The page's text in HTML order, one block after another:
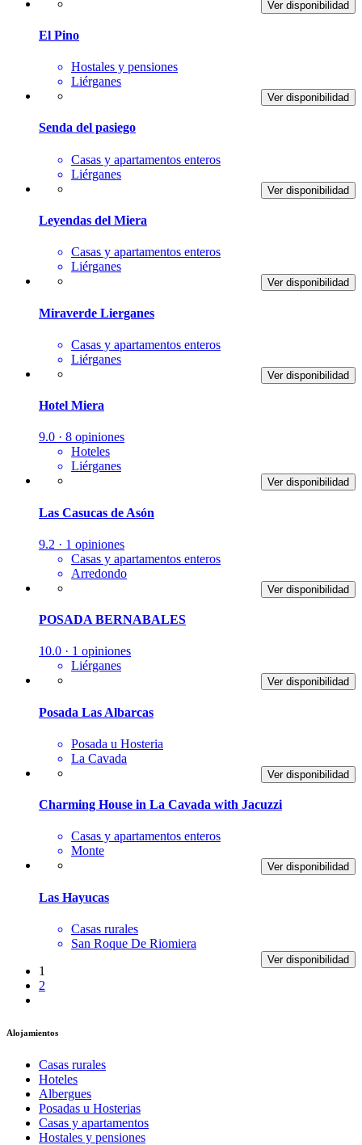
Ver disponibilidad
El Pino
Hostales y pensiones
Liérganes
Ver disponibilidad
Senda del pasiego
Casas y apartamentos enteros
Liérganes
Ver disponibilidad
Leyendas del Miera
Casas y apartamentos enteros
Liérganes
Ver disponibilidad
Miraverde Lierganes
Casas y apartamentos enteros
Liérganes
Ver disponibilidad
Hotel Miera
9.0 · 8 opiniones
Hoteles
Liérganes
Ver disponibilidad
Las Casucas de Asón
9.2 · 1 opiniones
Casas y apartamentos enteros
Arredondo
Ver disponibilidad
POSADA BERNABALES
10.0 · 1 opiniones
Liérganes
Ver disponibilidad
Posada Las Albarcas
Posada u Hosteria
La Cavada
Ver disponibilidad
Charming House in La Cavada with Jacuzzi
Casas y apartamentos enteros
Monte
Ver disponibilidad
Las Hayucas
Casas rurales
San Roque De Riomiera
Ver disponibilidad
1
2
Alojamientos
Casas rurales
Hoteles
Albergues
Posadas u Hosterias
Casas y apartamentos
Hostales y pensiones